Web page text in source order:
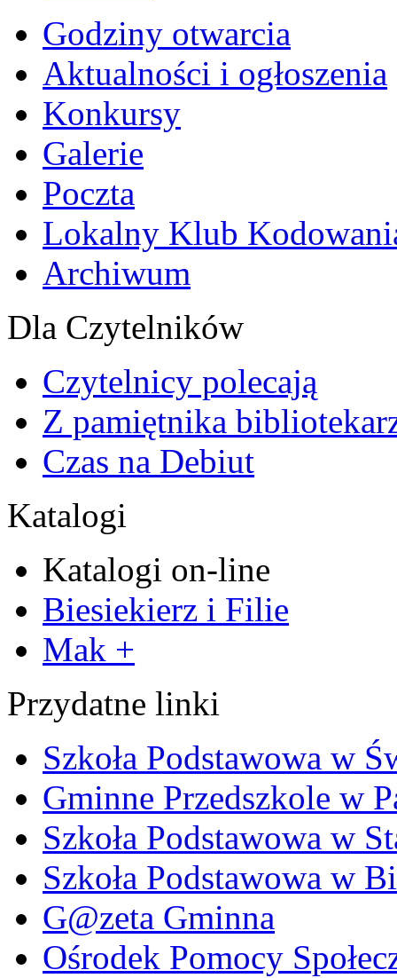
Godziny otwarcia
Aktualności i ogłoszenia
Konkursy
Galerie
Poczta
Lokalny Klub
Archiwum
Dla Czytelników
Czytelnicy polecają
Z pamiętnika
Czas na Debiut
Katalogi
Katalogi on-line
Biesiekierz i Filie
Mak +
Przydatne linki
Szkoła Podstawowa w
Gminne Przedszkole w
Szkoła Podstawowa w
Szkoła Podstawowa w
G@zeta Gminna
Ośrodek Pomocy